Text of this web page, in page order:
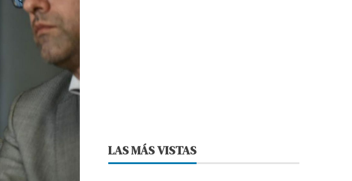
LAS MÁS VISTAS